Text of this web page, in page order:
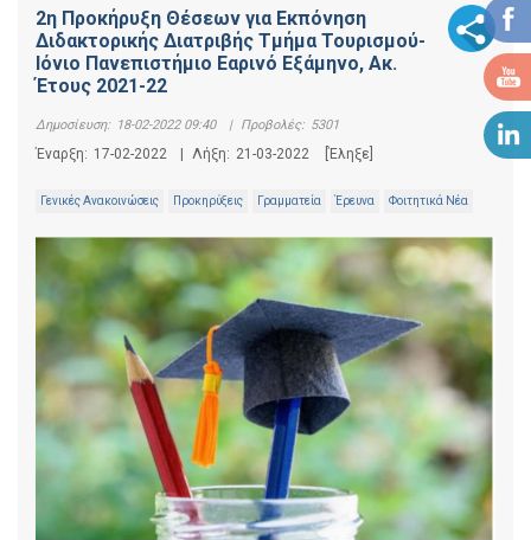
2η Προκήρυξη Θέσεων για Εκπόνηση
Διδακτορικής Διατριβής Τμήμα Τουρισμού-
Ιόνιο Πανεπιστήμιο Εαρινό Εξάμηνο, Ακ.
Έτους 2021-22
Δημοσίευση: 18-02-2022 09:40 | Προβολές: 5301
Έναρξη: 17-02-2022 Λήξη: 21-03-2022 [Έληξε]
Γενικές Ανακοινώσεις Προκηρύξεις Γραμματεία Έρευνα Φοιτητικά Νέα